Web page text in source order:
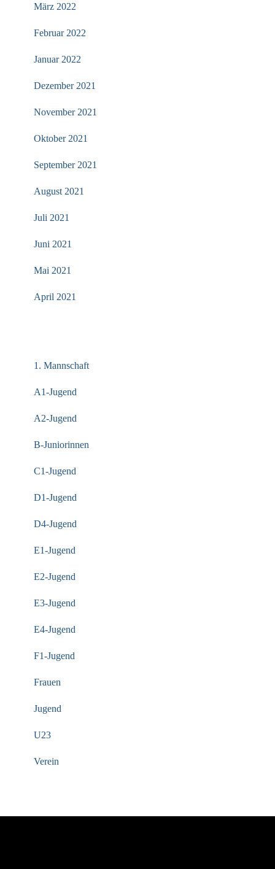
März 2022
Februar 2022
Januar 2022
Dezember 2021
November 2021
Oktober 2021
September 2021
August 2021
Juli 2021
Juni 2021
Mai 2021
April 2021
1. Mannschaft
A1-Jugend
A2-Jugend
B-Juniorinnen
C1-Jugend
D1-Jugend
D4-Jugend
E1-Jugend
E2-Jugend
E3-Jugend
E4-Jugend
F1-Jugend
Frauen
Jugend
U23
Verein